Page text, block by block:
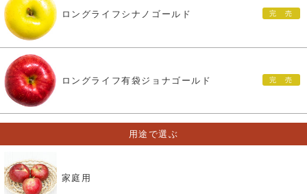
ロングライフシナノゴールド
ロングライフ有袋ジョナゴールド
用途で選ぶ
家庭用